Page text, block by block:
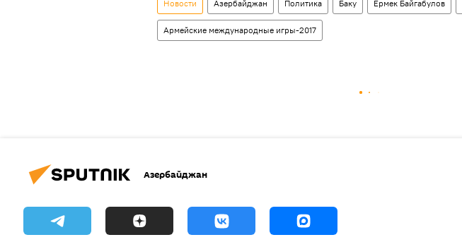
Новости Азербайджан Политика Баку Ермек Байгабулов
Армейские международные игры-2017
Азербайджан